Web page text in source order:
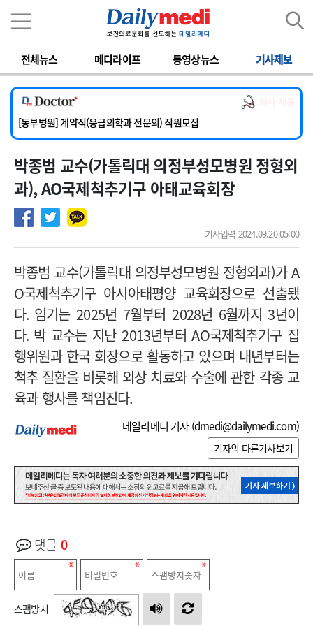
전체뉴스 메디라이프 동영상뉴스 기사제보
[서울아산병원] 2026년 하반기 인턴 모집
[영남대학교의료원] 마취통증의학과 임기제 임상의사 채용
[충남대학교병원] 소아청소년과(소아응급전담) 계약직 의사 공개채용
[동부병원] 계약직(응급의학과 전문의) 직원모집
[이대목동병원] 하반기 전공의(레지던트1년차) 모집
[서울아산병원] 2026년 하반기 인턴 모집
[영남대학교의료원] 마취통증의학과 임기제 임상의사 채용
박종범 교수( 가톨릭대 의정부성모병원 정형외
과), AO국제척추기구 아태교육회장
기사입력 2024.09.20 05:00
박종범 교수( 가톨릭대 의정부성모병원 정형외과)가A
O국제척추기구 아시아태평양 교육회장으로 선출됐
다. 임기는 2025년 7월부터 2028년 6월까지 3년이
다. 박 교수는 지난 2013년부터AO국제척추기구 집
행위원과 한국 회장으로 활동하고 있으며 내년부터는
척추 질환을 비롯해 외상 치료와 수술에 관한 각종 교
육과 행사를 책임진다.
데일리메디 기자 (dmedi@dailymedi.com)
기자의 다른기사보기
댓글 0
스팸방지